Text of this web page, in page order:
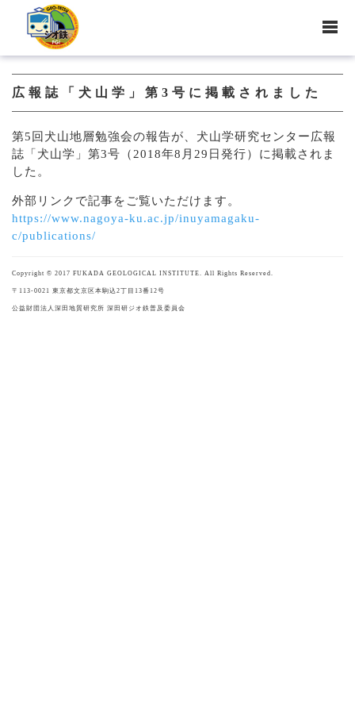
広報誌「犬山学」第3号に掲載されました
第5回犬山地層勉強会の報告が、犬山学研究センター広報
誌「犬山学」第3号（2018年8月29日発行）に掲載されま
した。
外部リンクで記事をご覧いただけます。
https://www.nagoya-ku.ac.jp/inuyamagaku-
c/publications/
Copyright © 2017 FUKADA GEOLOGICAL INSTITUTE. All Rights Reserved.
〒113-0021 東京都文京区本駒込2丁目13番12号
公益財団法人深田地質研究所 深田研ジオ鉄普及委員会